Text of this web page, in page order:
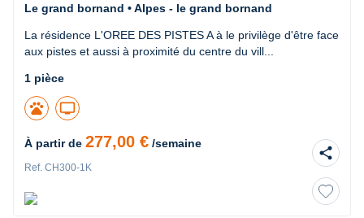
Le grand bornand • Alpes - le grand bornand
La résidence L'OREE DES PISTES A à le privilège d'être face
aux pistes et aussi à proximité du centre du vill...
1 pièce
pets tv
À partir de 277,00 € /semaine
Ref. CH300-1K
share